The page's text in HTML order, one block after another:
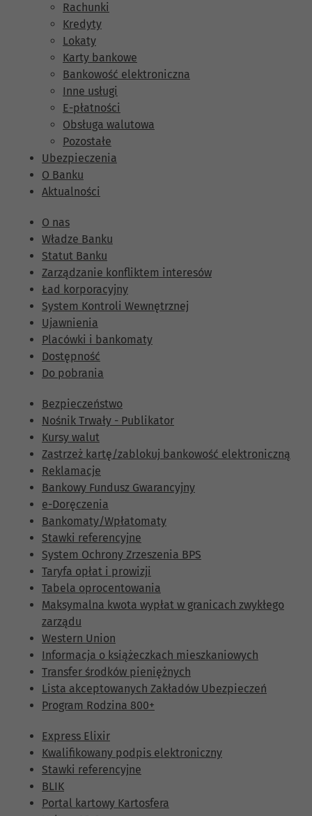
Rachunki
Kredyty
Lokaty
Karty bankowe
Bankowość elektroniczna
Inne usługi
E-płatności
Obsługa walutowa
Pozostałe
Ubezpieczenia
O Banku
Aktualności
O nas
Władze Banku
Statut Banku
Zarządzanie konfliktem interesów
Ład korporacyjny
System Kontroli Wewnętrznej
Ujawnienia
Placówki i bankomaty
Dostępność
Do pobrania
Bezpieczeństwo
Nośnik Trwały - Publikator
Kursy walut
Zastrzeż kartę/zablokuj bankowość elektroniczną
Reklamacje
Bankowy Fundusz Gwarancyjny
e-Doręczenia
Bankomaty/Wpłatomaty
Stawki referencyjne
System Ochrony Zrzeszenia BPS
Taryfa opłat i prowizji
Tabela oprocentowania
Maksymalna kwota wypłat w granicach zwykłego
zarządu
Western Union
Informacja o książeczkach mieszkaniowych
Transfer środków pieniężnych
Lista akceptowanych Zakładów Ubezpieczeń
Program Rodzina 800+
Express Elixir
Kwalifikowany podpis elektroniczny
Stawki referencyjne
BLIK
Portal kartowy Kartosfera